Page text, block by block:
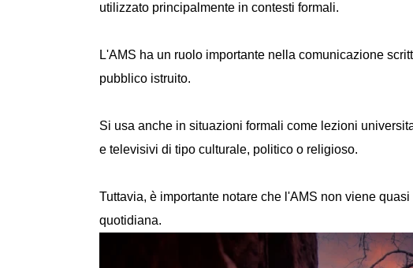
utilizzato principalmente in contesti formali.
L'AMS ha un ruolo importante nella comunicazione
pubblico istruito.
Si usa anche in situazioni formali come lezioni
e televisivi di tipo culturale, politico o religioso.
Tuttavia, è importante notare che l'AMS non viene
quotidiana.